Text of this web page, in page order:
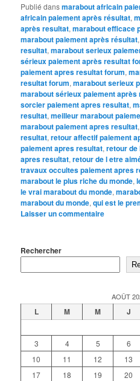
Publié dansmarabout africain
africain paiement après résultat,
après resultat,marabout efficace
marabout paiement après résultat
resultat,marabout serieux
sérieux paiement après resultat
paiement apres resultat forum,
resultat forum,marabout serieux
marabout sérieux paiement après
sorcier paiement apres resultat,
resultat,meilleur marabout
marabout paiement apres resultat
resultat,retour affectif paiement
paiement apres resultat,retour de
apres resultat,retour de l etre
travaux occultes paiement apres
marabout le plus riche du monde,
le vrai marabout du monde,
marabout du monde,qui est le
Laisser un commentaire
Rechercher
AOÛT
L M M J
3
4 5 6
10
11 12 13
17
18 19 20